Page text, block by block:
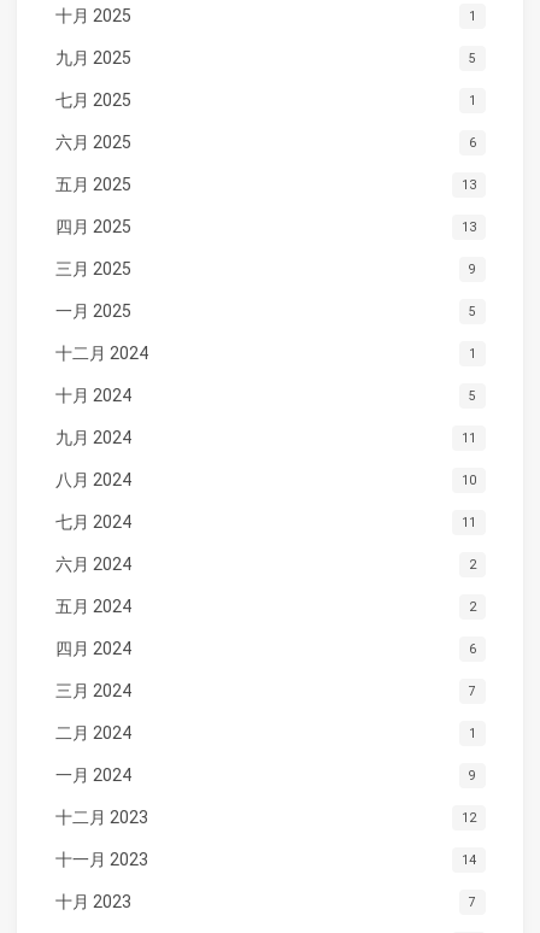
十月 2025 1
九月 2025 5
七月 2025 1
六月 2025 6
五月 2025 13
四月 2025 13
三月 2025 9
一月 2025 5
十二月 2024 1
十月 2024 5
九月 2024 11
八月 2024 10
七月 2024 11
六月 2024 2
五月 2024 2
四月 2024 6
三月 2024 7
二月 2024 1
一月 2024 9
十二月 2023 12
十一月 2023 14
十月 2023 7